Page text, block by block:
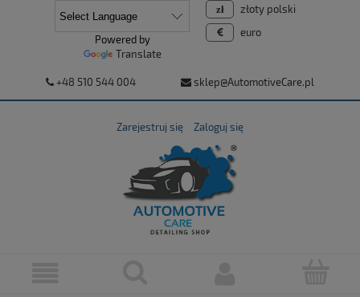
+48 510 544 004 sklep@AutomotiveCare.pl
Zarejestruj się Zaloguj się
złoty polski
euro
Powered by
Translate